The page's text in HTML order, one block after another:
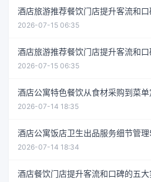
酒店旅游推荐餐饮门店提升客流和
2026-07-15 06:35
酒店旅游推荐餐饮门店提升客流和
2026-07-15 06:35
酒店公寓特色餐饮从食材采购到菜
2026-07-14 18:35
酒店公寓饭店卫生出品服务细节管
2026-07-14 18:34
酒店餐饮门店提升客流和口碑的五